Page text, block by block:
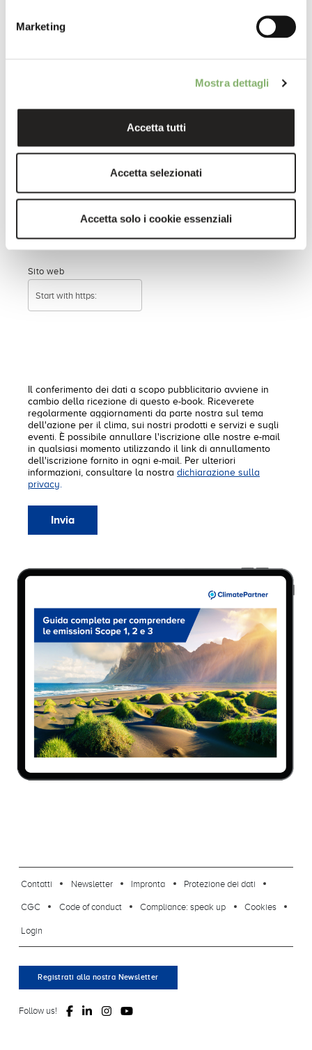
Marketing
Mostra dettagli
Accetta tutti
Accetta selezionati
Accetta solo i cookie essenziali
Numero di dipendenti
Sito web
Il conferimento dei dati a scopo pubblicitario avviene in
cambio della ricezione di questo e-book. Riceverete
regolarmente aggiornamenti da parte nostra sul tema
dell'azione per il clima, sui nostri prodotti e servizi e sugli
eventi. È possibile annullare l'iscrizione alle nostre e-mail
in qualsiasi momento utilizzando il link di annullamento
dell'iscrizione fornito in ogni e-mail. Per ulteriori
informazioni, consultare la nostra dichiarazione sulla
privacy.
Invia
Contatti Newsletter Impronta
Protezione dei dati
CGC
Code of conduct Compliance: speak up
Cookies
Login
Registrati alla nostra Newsletter
Follow us!